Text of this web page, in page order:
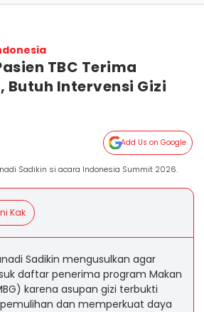
TBC Terima
Butuh Intervensi Gizi
Add Us on Google
Sadikin si acara Indonesia Summit 2026.
Kak
Sadikin mengusulkan agar
daftar penerima program Makan
karena asupan gizi terbukti
dan memperkuat daya